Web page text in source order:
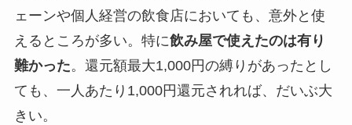
ェーンや個人経営の飲食店においても、意外と使
えるところが多い。特に飲み屋で使えたのは有り
難かった。還元額最大1,000円の縛りがあったとし
ても、一人あたり1,000円還元されれば、だいぶ大
きい。